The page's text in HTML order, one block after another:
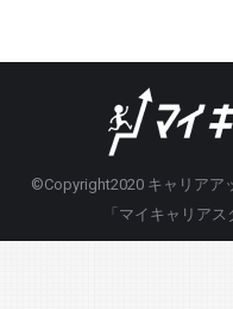
©Copyright2020 キャリアア
「マイキャリアス